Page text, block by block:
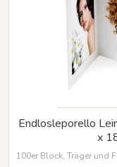
Endlosleporello
x
100er Block, Träger und